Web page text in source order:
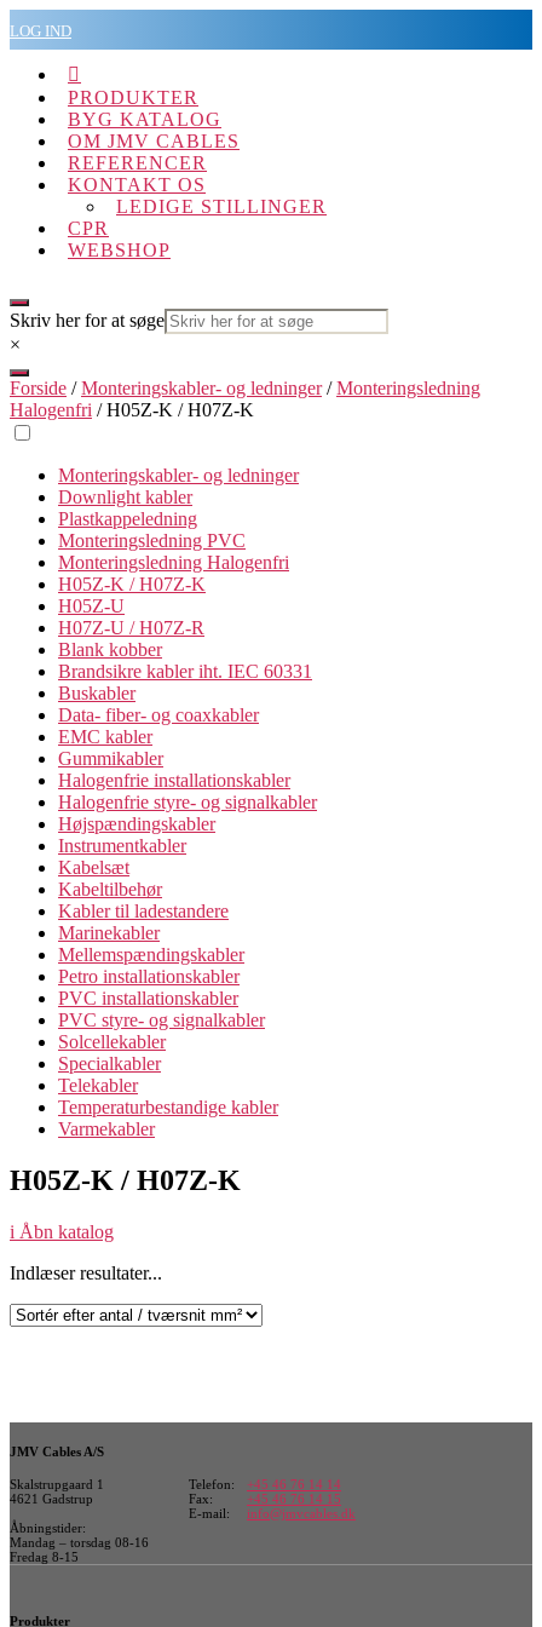
til
indholdet
LOG IND

PRODUKTER
BYG KATALOG
OM JMV CABLES
REFERENCER
KONTAKT OS
LEDIGE STILLINGER
CPR
WEBSHOP
Skriv her for at søge
×
Forside /Monteringskabler- og ledninger/Monteringsledning
Halogenfri / H05Z-K / H07Z-K
Monteringskabler- og ledninger
Downlight kabler
Plastkappeledning
Monteringsledning PVC
Monteringsledning Halogenfri
H05Z-K / H07Z-K
H05Z-U
H07Z-U / H07Z-R
Blank kobber
Brandsikre kabler iht. IEC 60331
Buskabler
Data- fiber- og coaxkabler
EMC kabler
Gummikabler
Halogenfrie installationskabler
Halogenfrie styre- og signalkabler
Højspændingskabler
Instrumentkabler
Kabelsæt
Kabeltilbehør
Kabler til ladestandere
Marinekabler
Mellemspændingskabler
Petro installationskabler
PVC installationskabler
PVC styre- og signalkabler
Solcellekabler
Specialkabler
Telekabler
Temperaturbestandige kabler
Varmekabler
H05Z-K / H07Z-K
i Åbn katalog
Indlæser resultater...
JMV Cables A/S
Skalstrupgaard 1
4621 Gadstrup
Telefon:
Fax:
E-mail:
+45 46 76 14 14
+45 46 76 14 15
info@jmvcables.dk
Åbningstider:
Mandag – torsdag 08-16
Fredag 8-15
Produkter